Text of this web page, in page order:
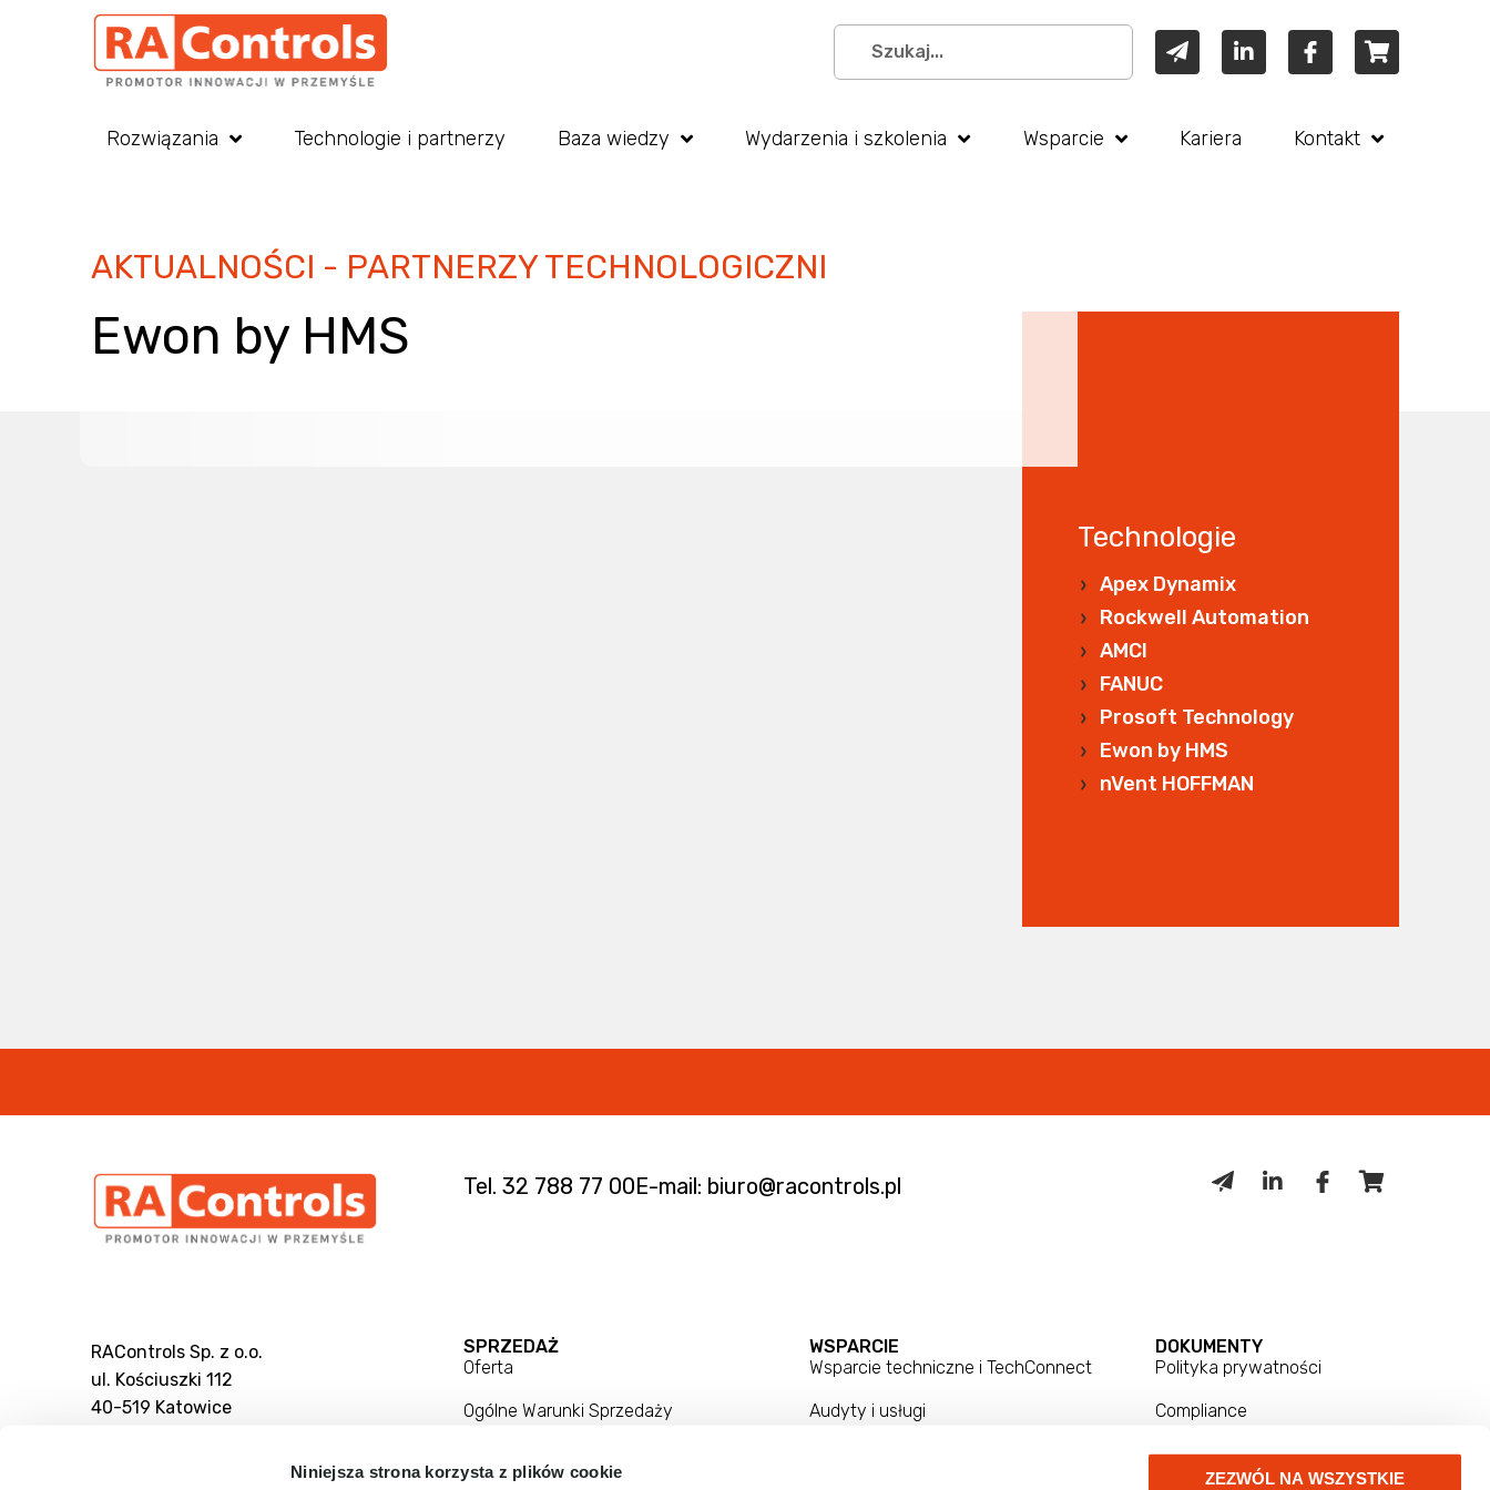
Niniejsza strona korzysta z plików cookie ZEZWÓL NA WSZYSTKIE
Rozwiązania Technologie i partnerzy Baza wiedzy Wydarzenia i szkolenia Wsparcie Kariera Kontakt
AKTUALNOŚCI - PARTNERZY TECHNOLOGICZNI
Ewon by HMS
Technologie
Apex Dynamix
Rockwell Automation
AMCI
FANUC
Prosoft Technology
Ewon by HMS
nVent HOFFMAN
Tel. 32 788 77 00E-mail: biuro@racontrols.pl
RAControls Sp. z o.o.
ul. Kościuszki 112
40-519 Katowice
SPRZEDAŻ
Oferta
Ogólne Warunki Sprzedaży
WSPARCIE
Wsparcie techniczne i TechConnect
Audyty i usługi
DOKUMENTY
Polityka prywatności
Compliance
Zgłoszenia